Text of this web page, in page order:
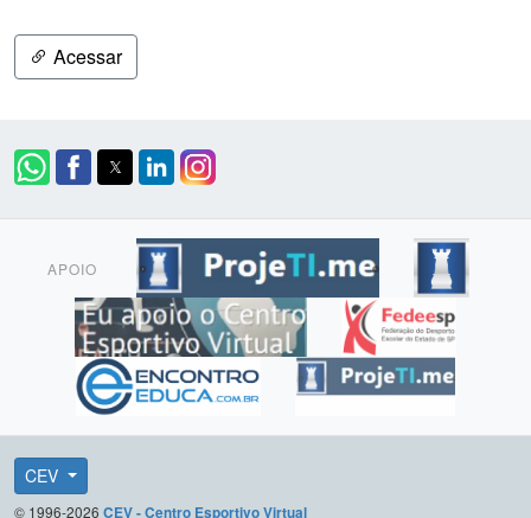
Acessar
APOIO
CEV
© 1996-2026 CEV - Centro Esportivo Virtual